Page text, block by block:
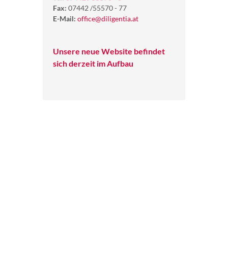
Fax: 07442 /55570 - 77
E-Mail: office@diligentia.at
Unsere neue Website befindet
sich derzeit im Aufbau